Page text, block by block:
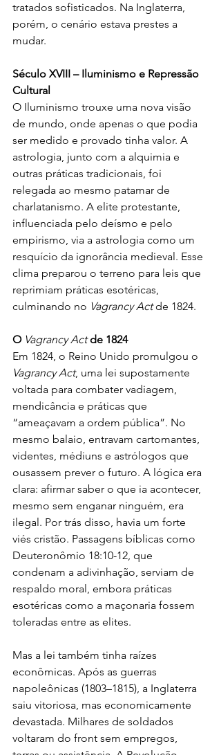
tratados sofisticados. Na Inglaterra,
porém, o cenário estava prestes a
mudar.
Século XVIII – Iluminismo e Repressão
Cultural
O Iluminismo trouxe uma nova visão
de mundo, onde apenas o que podia
ser medido e provado tinha valor. A
astrologia, junto com a alquimia e
outras práticas tradicionais, foi
relegada ao mesmo patamar de
charlatanismo. A elite protestante,
influenciada pelo deísmo e pelo
empirismo, via a astrologia como um
resquício da ignorância medieval. Esse
clima preparou o terreno para leis que
reprimiam práticas esotéricas,
culminando no Vagrancy Act de 1824.
O Vagrancy Act de 1824
Em 1824, o Reino Unido promulgou o
Vagrancy Act, uma lei supostamente
voltada para combater vadiagem,
mendicância e práticas que
“ameaçavam a ordem pública”. No
mesmo balaio, entravam cartomantes,
videntes, médiuns e astrólogos que
ousassem prever o futuro. A lógica era
clara: afirmar saber o que ia acontecer,
mesmo sem enganar ninguém, era
ilegal. Por trás disso, havia um forte
viés cristão. Passagens bíblicas como
Deuteronômio 18:10-12, que
condenam a adivinhação, serviam de
respaldo moral, embora práticas
esotéricas como a maçonaria fossem
toleradas entre as elites.
Mas a lei também tinha raízes
econômicas. Após as guerras
napoleônicas (1803–1815), a Inglaterra
saiu vitoriosa, mas economicamente
devastada. Milhares de soldados
voltaram do front sem empregos,